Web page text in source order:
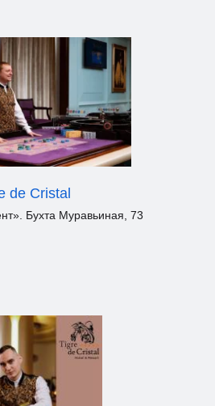
de Cristal
Бухта Муравьиная, 73